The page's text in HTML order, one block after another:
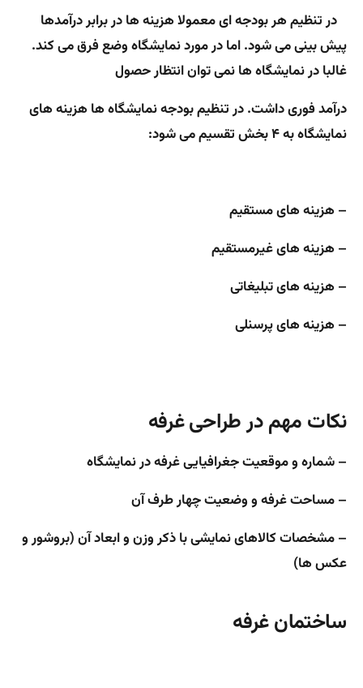
در تنظیم هر بودجه ای معمولا هزینه ها در برابر درآمدها
پیش بینی می شود. اما در مورد نمایشگاه وضع فرق می کند.
غالبا در نمایشگاه ها نمی توان انتظار حصول
درآمد فوری داشت. در تنظیم بودجه نمایشگاه ها هزینه های
نمایشگاه به ۴ بخش تقسیم می شود:
– هزینه های مستقیم
– هزینه های غیرمستقیم
– هزینه های تبلیغاتی
– هزینه های پرسنلی
نکات مهم در طراحی غرفه
– شماره و موقعیت جغرافیایی غرفه در نمایشگاه
– مساحت غرفه و وضعیت چهار طرف آن
– مشخصات کالاهای نمایشی با ذکر وزن و ابعاد آن (بروشور و
عکس ها)
ساختمان غرفه